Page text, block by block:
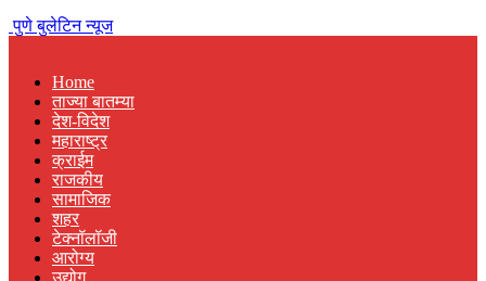
पुणे बुलेटिन न्यूज
Home
ताज्या बातम्या
देश-विदेश
महाराष्ट्र
क्राईम
राजकीय
सामाजिक
शहर
टेक्नॉलॉजी
आरोग्य
उद्योग